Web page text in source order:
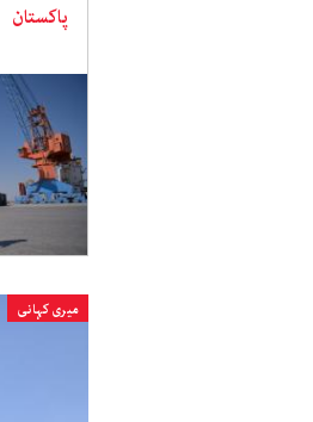
پاکستان
میری کہانی